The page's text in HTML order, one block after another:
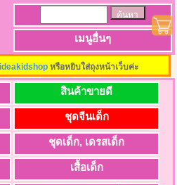
เมนูอื่นๆ
หรือหยิบใส่ถุงหน้าเว็บค่ะ
สินค้าขายดี
ชุดจีนเด็ก
ชุดเด็ก, เดรสเด็ก
เสื้อเด็ก